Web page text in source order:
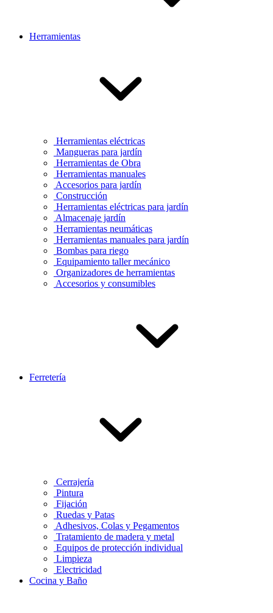
Herramientas
Herramientas eléctricas
Mangueras para jardín
Herramientas de Obra
Herramientas manuales
Accesorios para jardín
Construcción
Herramientas eléctricas para jardín
Almacenaje jardín
Herramientas neumáticas
Herramientas manuales para jardín
Bombas para riego
Equipamiento taller mecánico
Organizadores de herramientas
Accesorios y consumibles
Ferretería
Cerrajería
Pintura
Fijación
Ruedas y Patas
Adhesivos, Colas y Pegamentos
Tratamiento de madera y metal
Equipos de protección individual
Limpieza
Electricidad
Cocina y Baño